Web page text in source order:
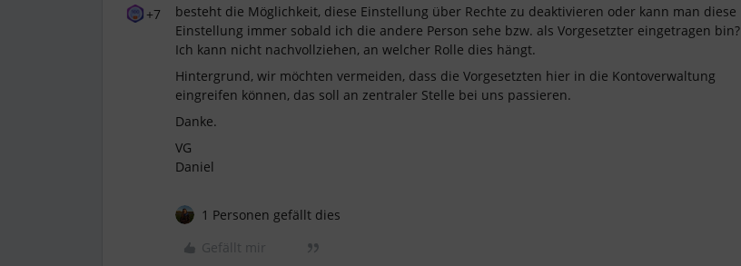
+7
besteht die Möglichkeit, diese Einstellung über Rechte zu deaktivieren oder kann man diese
Einstellung immer sobald ich die andere Person sehe bzw. als Vorgesetzter eingetragen bin?
Ich kann nicht nachvollziehen, an welcher Rolle dies hängt.
Hintergrund, wir möchten vermeiden, dass die Vorgesetzten hier in die Kontoverwaltung
eingreifen können, das soll an zentraler Stelle bei uns passieren.
Danke.
VG
Daniel
1 Personen gefällt dies
Gefällt mir